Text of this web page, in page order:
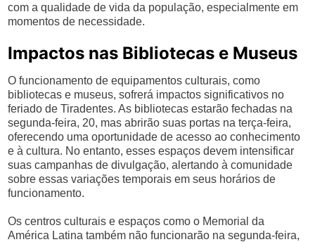
com a qualidade de vida da população, especialmente em
momentos de necessidade.
Impactos nas Bibliotecas e Museus
O funcionamento de equipamentos culturais, como
bibliotecas e museus, sofrerá impactos significativos no
feriado de Tiradentes. As bibliotecas estarão fechadas na
segunda-feira, 20, mas abrirão suas portas na terça-feira,
oferecendo uma oportunidade de acesso ao conhecimento
e à cultura. No entanto, esses espaços devem intensificar
suas campanhas de divulgação, alertando à comunidade
sobre essas variações temporais em seus horários de
funcionamento.
Os centros culturais e espaços como o Memorial da
América Latina também não funcionarão na segunda-feira,